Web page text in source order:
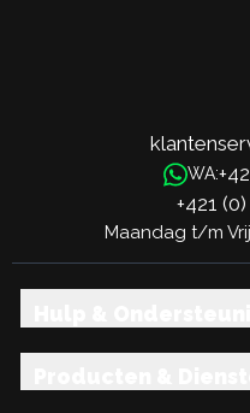
WA:
+421
Maandag t/m